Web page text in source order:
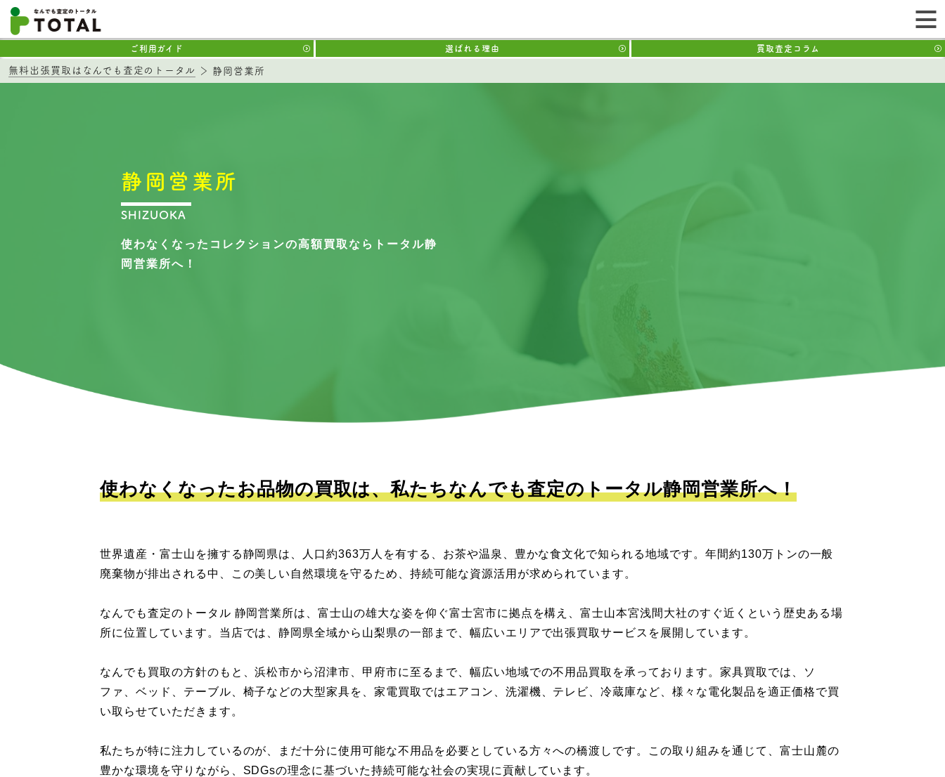
ご利用ガイド 選ばれる理由 買取査定コラム
無料出張買取はなんでも査定のトータル 静岡営業所
静岡営業所
SHIZUOKA
使わなくなったコレクションの高額買取なら
トータル静
岡営業所へ！
使わなくなったお品物の買取は、私たちなんでも査定のトータル静岡営業所へ！
世界遺産・富士山を擁する静岡県は、人口約363万人を有する、お茶や温泉、豊かな食文化で知られる地域です。年間約130万トンの一般
廃棄物が排出される中、この美しい自然環境を守るため、持続可能な資源活用が求められています。
なんでも査定のトータル 静岡営業所は、富士山の雄大な姿を仰ぐ富士宮市に拠点を構え、富士山本宮浅間大社のすぐ近くという歴史ある場
所に位置しています。当店では、静岡県全域から山梨県の一部まで、幅広いエリアで出張買取サービスを展開しています。
なんでも買取の方針のもと、浜松市から沼津市、甲府市に至るまで、幅広い地域での不用品買取を承っております。家具買取では、ソ
ファ、ベッド、テーブル、椅子などの大型家具を、家電買取ではエアコン、洗濯機、テレビ、冷蔵庫など、様々な電化製品を適正価格で買
い取らせていただきます。
私たちが特に注力しているのが、まだ十分に使用可能な不用品を必要としている方々への橋渡しです。この取り組みを通じて、富士山麓の
豊かな環境を守りながら、SDGsの理念に基づいた持続可能な社会の実現に貢献しています。